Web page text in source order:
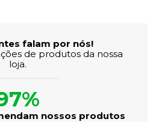
falam por nós!
de produtos da nossa
loja.
nossos produtos